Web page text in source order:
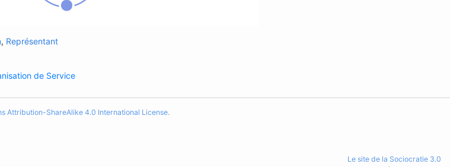
, Représentant
de Service
Attribution-ShareAlike 4.0 International License.
Le site de la Sociocratie 3.0